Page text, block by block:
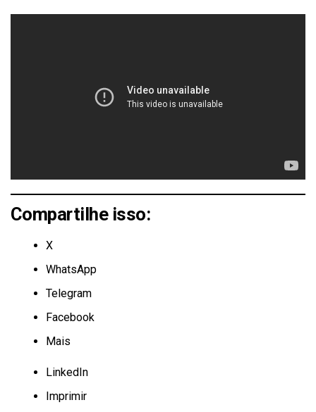
Compartilhe isso:
X
WhatsApp
Telegram
Facebook
Mais
LinkedIn
Imprimir